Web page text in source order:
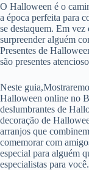
O Halloween é o
a época perfeita para
se destaquem. Em
surpreender alguém
Presentes de
são presentes
Neste
Halloween online no
deslumbrantes de
decoração de
arranjos que
comemorar com
especial para alguém
especialistas para você.